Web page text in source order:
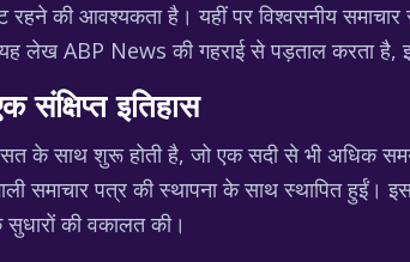
की आवश्यकता है। यहीं पर विश्वसनीय
लेख ABP News की गहराई से पड़ताल करता है,
इतिहास
के साथ शुरू होती है, जो एक सदी से भी अधिक
समाचार पत्र की स्थापना के साथ स्थापित हुईं।
की वकालत की।